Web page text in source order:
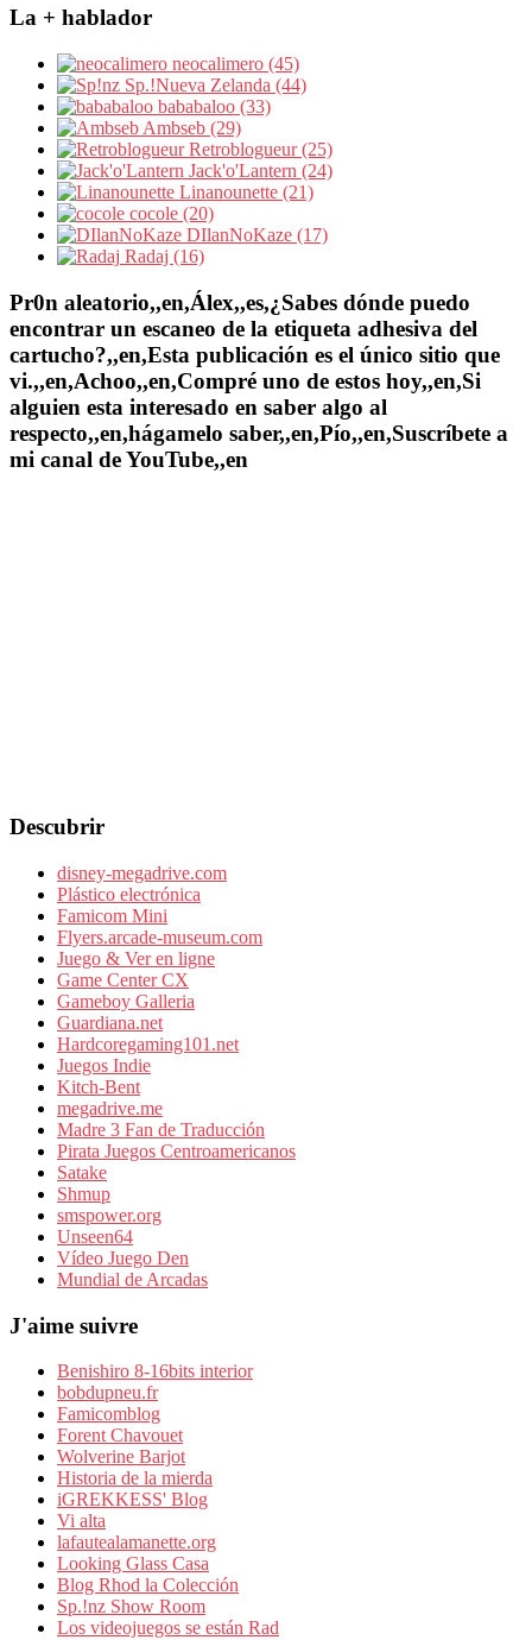
La + hablador
neocalimero (45)
Sp.!Nueva Zelanda (44)
bababaloo (33)
Ambseb (29)
Retroblogueur (25)
Jack'o'Lantern (24)
Linanounette (21)
cocole (20)
DIlanNoKaze (17)
Radaj (16)
Pr0n aleatorio,,en,Álex,,es,¿Sabes dónde puedo
encontrar un escaneo de la etiqueta adhesiva del
cartucho?,,en,Esta publicación es el único sitio que
vi.,,en,Achoo,,en,Compré uno de estos hoy,,en,Si
alguien esta interesado en saber algo al
respecto,,en,hágamelo saber,,en,Pío,,en,Suscríbete a
mi canal de YouTube,,en
Descubrir
disney-megadrive.com
Plástico electrónica
Famicom Mini
Flyers.arcade-museum.com
Juego & Ver en ligne
Game Center CX
Gameboy Galleria
Guardiana.net
Hardcoregaming101.net
Juegos Indie
Kitch-Bent
megadrive.me
Madre 3 Fan de Traducción
Pirata Juegos Centroamericanos
Satake
Shmup
smspower.org
Unseen64
Vídeo Juego Den
Mundial de Arcadas
J'aime suivre
Benishiro 8-16bits interior
bobdupneu.fr
Famicomblog
Forent Chavouet
Wolverine Barjot
Historia de la mierda
iGREKKESS' Blog
Vi alta
lafautealamanette.org
Looking Glass Casa
Blog Rhod la Colección
Sp.!nz Show Room
Los videojuegos se están Rad